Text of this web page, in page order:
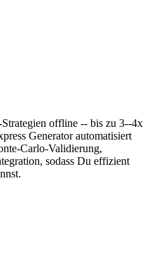
offline -- bis zu 3--4x
Generator automatisiert
Carlo-Validierung,
sodass Du effizient